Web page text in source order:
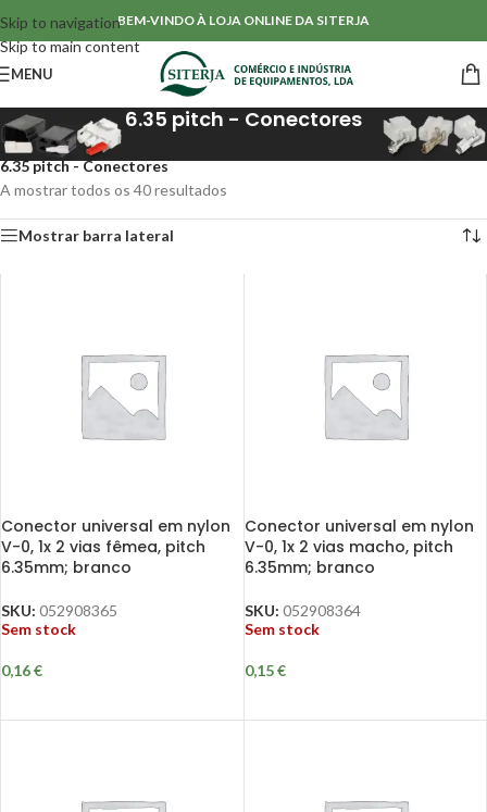
Skip to navigation
Skip to main content
BEM-VINDO À LOJA ONLINE DA SITERJA
MENU
6.35 pitch - Conectores
Início/Conectores & Isoladores
6.35 pitch - Conectores
A mostrar todos os 40 resultados
Mostrar barra lateral
Conector universal em nylon
V-0, 1x 2 vias fêmea, pitch
6.35mm; branco
SKU: 052908365
Sem stock
0,16€
Conector universal em nylon
V-0, 1x 2 vias macho, pitch
6.35mm; branco
SKU: 052908364
Sem stock
0,15€